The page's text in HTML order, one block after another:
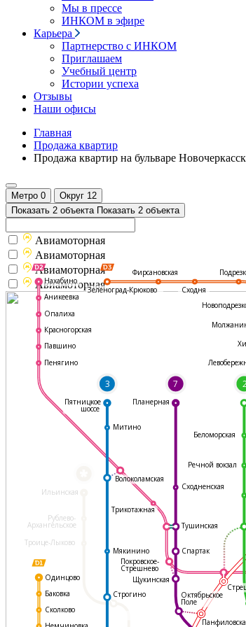
Мы в прессе
ИНКОМ в эфире
Карьера
Партнерство с ИНКОМ
Приглашаем
Учебный центр
Истории успеха
Отзывы
Наши офисы
Главная
Продажа квартир
Продажа квартир на бульваре
Метро 0 Округ 12
Показать 2 объекта Показать 2 объекта
Ильинская
Рублево-
Архангельское
Троице-Лыково
3 7
Фирсановская
Сходня
Сходненская
Трикотажная
Волоколамская
Тушинская
Мякинино
Строгино
Митино
Нахабино
Аникеевка
Опалиха
Красногорская
Павшино
Пенягино
Одинцово
Баковка
Сколково
Пятницкое
шоссе
Планерная
Спартак
Щукинская
Октябрьское
Поле
Речной вокзал
Беломорская
Покровское-
Стрешнево
Зеленоград-Крюково
Авиамоторная
Авиамоторная
Авиамоторная
Авиамоторная